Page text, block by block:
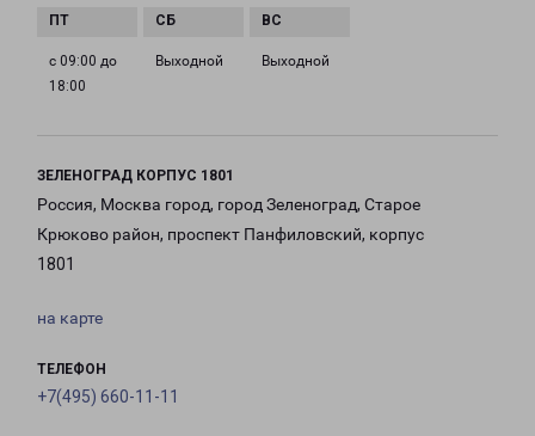
с 09:00 до
18:00
Выходной Выходной
ЗЕЛЕНОГРАД КОРПУС 1801
Россия, Москва город, город Зеленоград, Старое
Крюково район, проспект Панфиловский, корпус
1801
на карте
ТЕЛЕФОН
+7(495) 660-11-11